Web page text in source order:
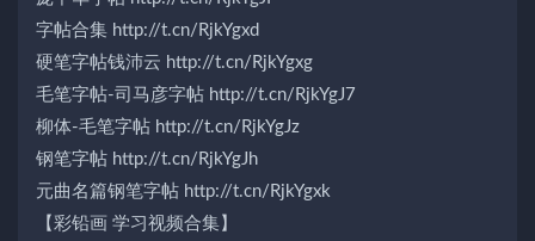
字帖合集 http://t.cn/RjkYgxd
硬笔字帖钱沛云 http://t.cn/RjkYgxg
毛笔字帖-司马彦字帖 http://t.cn/RjkYgJ7
柳体-毛笔字帖 http://t.cn/RjkYgJz
钢笔字帖 http://t.cn/RjkYgJh
元曲名篇钢笔字帖 http://t.cn/RjkYgxk
【彩铅画 学习视频合集】